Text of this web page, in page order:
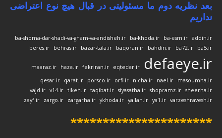
بعد نظریه دوم ما مسئولیتی در قبال هیچ نوع اعتراضی
نداریم
addin.ir
ba-esm.ir
ba-khoda.ir
ba-shoma-dar-shadi-va-gham-va-andisheh.ir
ba5.ir
ba72.ir
bahdin.ir
baqoran.ir
bazar-tala.ir
behras.ir
beres.ir
defaeye.ir
eqtedar.ir
fekriran.ir
haza.ir
maaraz.ir
masoumha.ir
nael.ir
nicha.ir
orfi.ir
porsco.ir
qarat.ir
qesar.ir
sheerha.ir
shopramz.ir
siyasatha.ir
taqibat.ir
tikeh.ir
v14.ir
vajd.ir
varzeshravesh.ir
ya1.ir
yallah.ir
ykhoda.ir
zargarha.ir
zargo.ir
zayf.ir
**********************